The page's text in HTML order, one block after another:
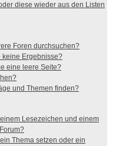
diese wieder aus den Listen
Foren durchsuchen?
keine Ergebnisse?
eine leere Seite?
und Themen finden?
Lesezeichen und einem
Thema setzen oder ein